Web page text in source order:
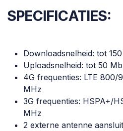
SPECIFICATIES:
Downloadsnelheid: tot
Uploadsnelheid: tot 50
4G frequenties: LTE 800/
MHz
3G frequenties: HSPA+/
MHz
2 externe antenne